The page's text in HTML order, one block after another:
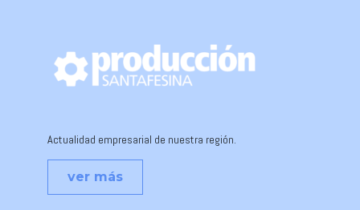
Actualidad empresarial de nuestra región.
ver más